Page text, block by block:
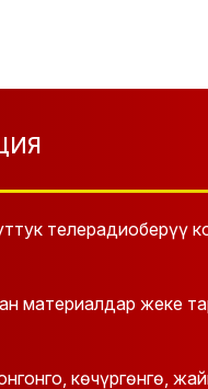
телерадиоберүү
материалдар жеке
көчүргөнгө,